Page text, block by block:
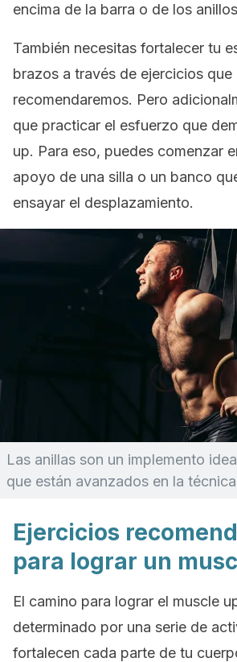
encima de la barra o de los
También necesitas fortalecer tu
brazos a través de ejercicios que
recomendaremos. Pero
que practicar el esfuerzo que
up. Para eso, puedes comenzar
apoyo de una silla o un banco
ensayar el desplazamiento.
Las anillas son un implemento
que están avanzados en la
Ejercicios
para lograr un
El camino para lograr el muscle
determinado por una serie de
fortalecen cada parte de tu